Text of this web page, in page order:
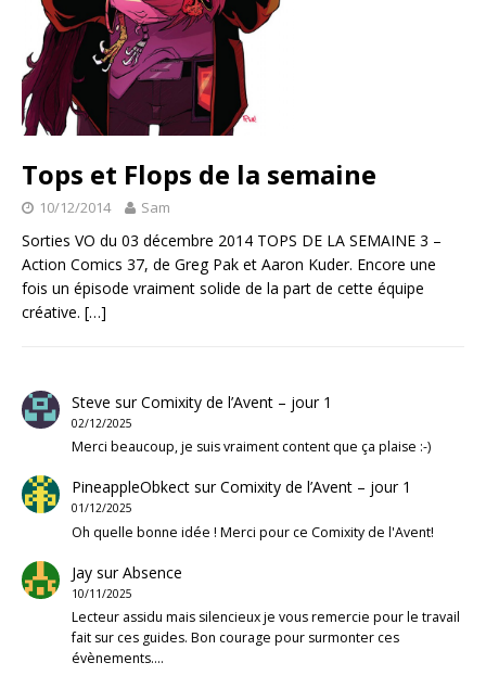
Tops et Flops de la semaine
10/12/2014 Sam
Sorties VO du 03 décembre 2014 TOPS DE LA SEMAINE 3 –
Action Comics 37, de Greg Pak et Aaron Kuder. Encore une
fois un épisode vraiment solide de la part de cette équipe
créative. […]
Steve surComixity de l’Avent – jour 1
02/12/2025
Merci beaucoup, je suis vraiment content que ça plaise :-)
PineappleObkectsurComixity de l’Avent – jour 1
01/12/2025
Oh quelle bonne idée ! Merci pour ce Comixity de l'Avent!
JaysurAbsence
10/11/2025
Lecteur assidu mais silencieux je vous remercie pour le travail
fait sur ces guides. Bon courage pour surmonter ces
évènements.…